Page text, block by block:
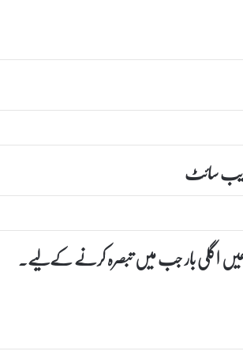
سائٹ
اگلی بار جب میں تبصرہ کرنے کےلیے۔